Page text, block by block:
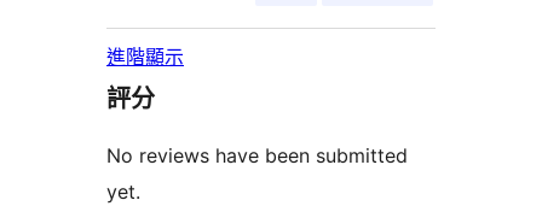
進階顯示
評分
No reviews have been submitted
yet.